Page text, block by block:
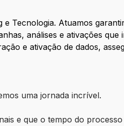
Tecnologia. Atuamos
análises e ativações
e ativação de dados,
uma jornada incrível.
e que o tempo do